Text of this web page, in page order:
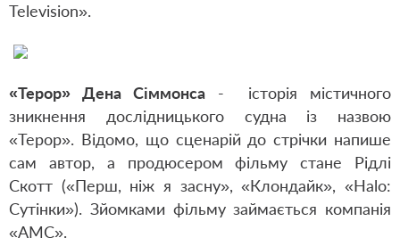
Television».
«Терор» Дена Сіммонса- історія містичного
зникнення дослідницького судна із назвою
«Терор». Відомо, що сценарій до стрічки напише
сам автор, а продюсером фільму стане Рідлі
Скотт («Перш, ніж я засну», «Клондайк», «Halo:
Сутінки»). Зйомками фільму займається компанія
«AMC».